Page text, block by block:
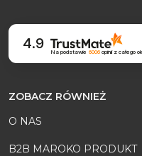
4.9
Na podstawie 6006opinii z całego
ZOBACZ RÓWNIEŻ
O NAS
B2B MAROKO PRODUKT